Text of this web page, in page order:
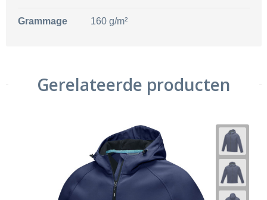
Grammage 160 g/m²
Gerelateerde producten